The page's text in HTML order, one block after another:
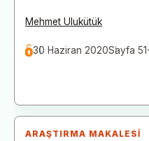
Mehmet Ulukütük
30 Haziran 2020Sayfa
ARAŞTIRMA MAKALESI